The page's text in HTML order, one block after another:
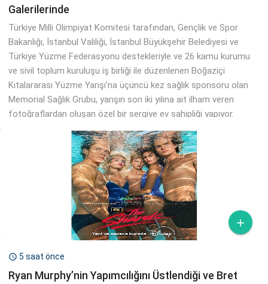
Galerilerinde
Türkiye Milli Olimpiyat Komitesi tarafından, Gençlik ve Spor
Bakanlığı, İstanbul Valiliği, İstanbul Büyükşehir Belediyesi ve
Türkiye Yüzme Federasyonu destekleriyle ve 26 kamu kurumu
ve sivil toplum kuruluşu iş birliği ile düzenlenen Boğaziçi
Kıtalararası Yüzme Yarışı’na üçüncü kez sağlık sponsoru olan
Memorial Sağlık Grubu, yarışın son iki yılına ait ilham veren
fotoğraflardan oluşan özel bir sergiye ev sahipliği yapıyor.

 5 saat önce
Ryan Murphy’nin Yapımcılığını Üstlendiği ve Bret